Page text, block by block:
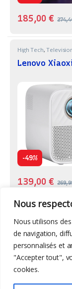
Nous
Nous utilisons
de navigation,
personnalisés et
"Accepter tout",
cookies.
185,00€
High Tech,
Projecteur
Lenovo
-49%
139,00€